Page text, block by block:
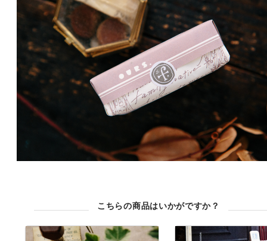
こちらの商品はいかがですか？